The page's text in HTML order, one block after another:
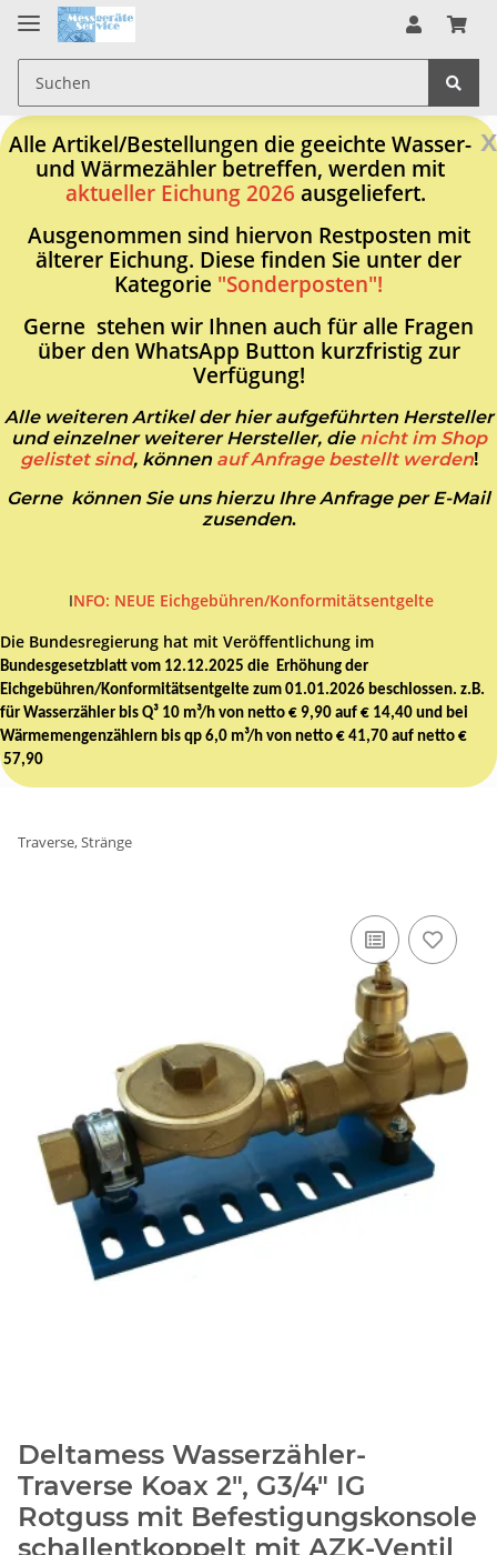
x
Alle Artikel/Bestellungen die geeichte Wasser-
und Wärmezähler betreffen, werden mit
aktueller Eichung 2026 ausgeliefert.
Ausgenommen sind hiervon Restposten mit
älterer Eichung. Diese finden Sie unter der
Kategorie "Sonderposten"!
Gerne stehen wir Ihnen auch für alle Fragen
über den WhatsApp Button kurzfristig zur
Verfügung!
Alle weiteren Artikel der hier aufgeführten Hersteller
und einzelner weiterer Hersteller, die nicht im Shop
gelistet sind, können auf Anfrage bestellt werden!
Gerne können Sie uns hierzu Ihre Anfrage per E-Mail
zusenden.
INFO: NEUE Eichgebühren/Konformitätsentgelte
Die Bundesregierung hat mit Veröffentlichung im
Bundesgesetzblatt vom 12.12.2025 die Erhöhung der
Eichgebühren/Konformitätsentgelte zum 01.01.2026 beschlossen. z.B.
für Wasserzähler bis Q³ 10 m³/h von netto € 9,90 auf € 14,40 und bei
Wärmemengenzählern bis qp 6,0 m³/h von netto € 41,70 auf netto €
57,90
Traverse, Stränge
Deltamess Wasserzähler-
Traverse Koax 2", G3/4" IG
Rotguss mit Befestigungskonsole
schallentkoppelt mit AZK-Ventil